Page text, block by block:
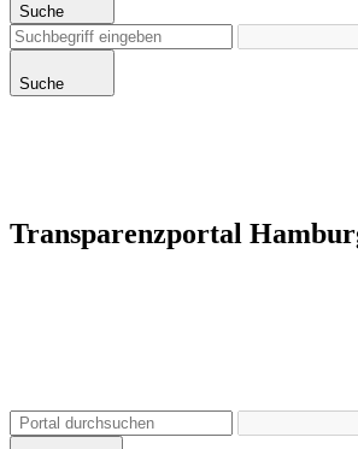
Suche
Suche
Transparenzportal